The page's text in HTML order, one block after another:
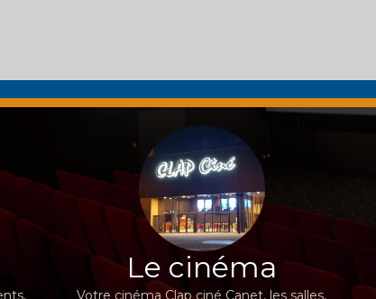
Le cinéma
Votre cinéma Clap ciné Canet, les salles,